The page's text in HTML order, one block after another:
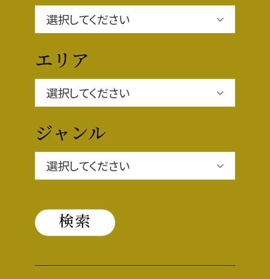
秀長グルメ・土産一覧
豊臣秀吉と名古屋の関係
秀吉関連 史跡 一覧
秀吉グルメ・土産 一覧
エリア
ジャンル